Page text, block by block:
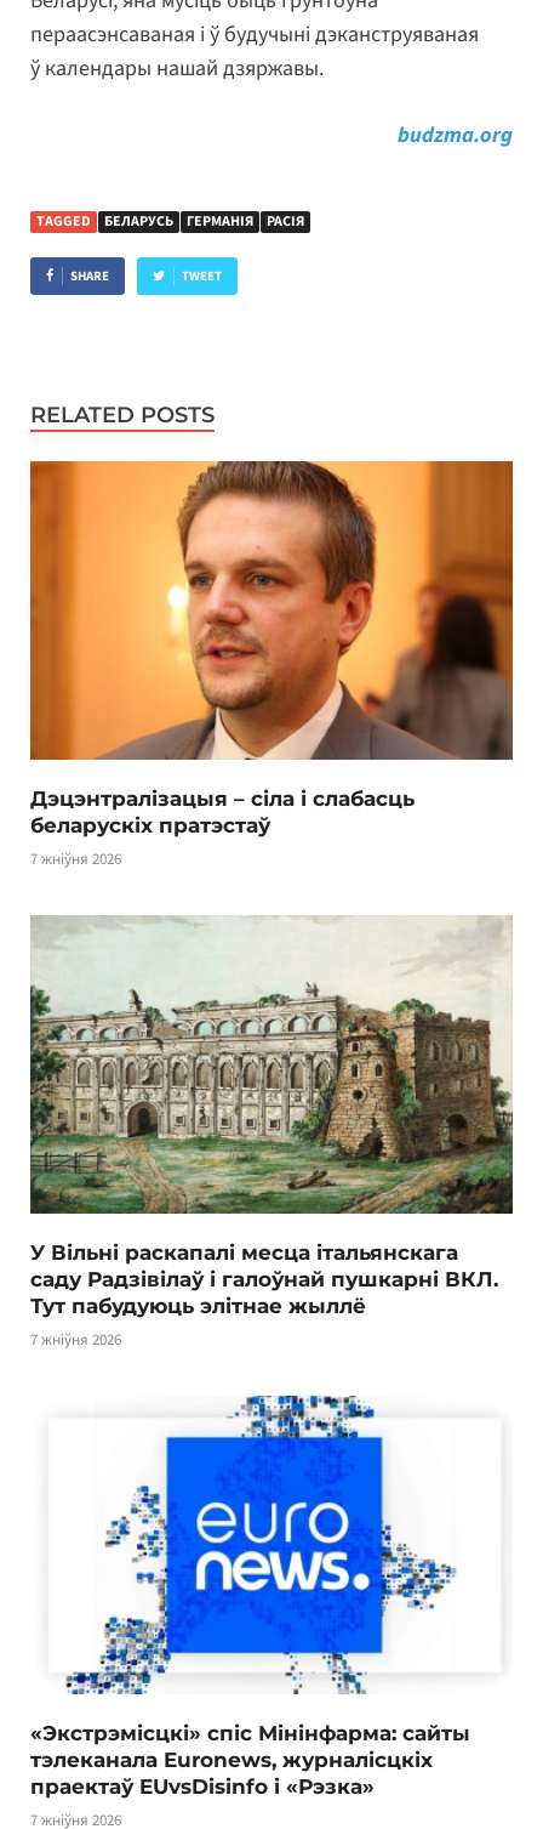
пераасэнсаваная і ў будучыні дэканструяваная
ў календары нашай дзяржавы.
budzma.org
TAGGED БЕЛАРУСЬ ГЕРМАНІЯ РАСІЯ
SHARE TWEET
RELATED POSTS
Дэцэнтралізацыя – сіла і слабасць
беларускіх пратэстаў
7 жніўня 2026
У Вільні раскапалі месца італьянскага
саду Радзівілаў і галоўнай пушкарні ВКЛ.
Тут пабудуюць элітнае жыллё
7 жніўня 2026
«Экстрэмісцкі» спіс Мінінфарма: сайты
тэлеканала Euronews, журналісцкіх
праектаў EUvsDisinfo і «Рэзка»
7 жніўня 2026